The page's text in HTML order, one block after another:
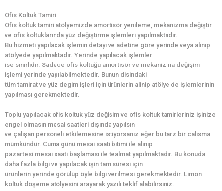
Ofis Koltuk Tamiri
Ofis koltuk tamiri atölyemizde amortisör yenileme, mekanizma değiştir
ve ofis koltuklarında yüz değiştirme işlemleri yapılmaktadır.
Bu hizmeti yapılacak işlemin detayı ve adetine göre yerinde veya alınıp
atölyede yapılmaktadır. Yerinde yapılacak işlemler
ise sınırlıdır. Sadece ofis koltuğu amortisör ve mekanizma değişim
işlemi yerinde yapılabilmektedir. Bunun disindaki
tüm tamirat ve yüz degim işleri için ürünlerin alinip atölye de işlemlerinin
yapılması gerekmektedir.
Toplu yapılacak ofis koltuk yüz değişim ve ofis koltuk tamirleriniz işinize
engel olmasın mesai saatleri dışında yapılsın
ve çalışan personeli etkilemesine istiyorsanız eğer bu tarz bir calisma
mümkündür. Cuma günü mesai saati bitimi ile alınıp
pazartesi mesai saati başlaması ile tealmat yapılmaktadır. Bu konuda
daha fazla bilgi ve yapılacak işin tam süresi için
ürünlerin yerinde görülüp öyle bilgi verilmesi gerekmektedir. Limon
koltuk döşeme atölyesini arayarak yazılı teklif alabilirsiniz.